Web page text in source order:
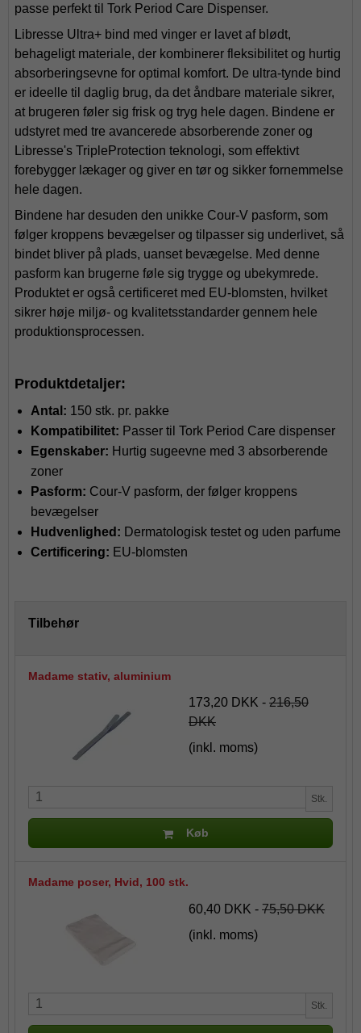
passe perfekt til Tork Period Care Dispenser.
Libresse Ultra+ bind med vinger er lavet af blødt,
behageligt materiale, der kombinerer fleksibilitet og hurtig
absorberingsevne for optimal komfort. De ultra-tynde bind
er ideelle til daglig brug, da det åndbare materiale sikrer,
at brugeren føler sig frisk og tryg hele dagen. Bindene er
udstyret med tre avancerede absorberende zoner og
Libresse's TripleProtection teknologi, som effektivt
forebygger lækager og giver en tør og sikker fornemmelse
hele dagen.
Bindene har desuden den unikke Cour-V pasform, som
følger kroppens bevægelser og tilpasser sig underlivet, så
bindet bliver på plads, uanset bevægelse. Med denne
pasform kan brugerne føle sig trygge og ubekymrede.
Produktet er også certificeret med EU-blomsten, hvilket
sikrer høje miljø- og kvalitetsstandarder gennem hele
produktionsprocessen.
Produktdetaljer:
Antal: 150 stk. pr. pakke
Kompatibilitet: Passer til Tork Period Care dispenser
Egenskaber: Hurtig sugeevne med 3 absorberende
zoner
Pasform: Cour-V pasform, der følger kroppens
bevægelser
Hudvenlighed: Dermatologisk testet og uden parfume
Certificering: EU-blomsten
Tilbehør
Madame stativ, aluminium
173,20 DKK - 216,50
DKK
(inkl. moms)
Stk.
Køb
Madame poser, Hvid, 100 stk.
60,40 DKK - 75,50 DKK
(inkl. moms)
Stk.